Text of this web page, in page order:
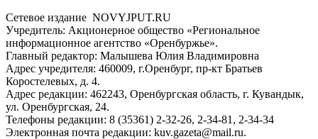
Сетевое издание NOVYJPUT.RU
Учредитель: Акционерное общество «Региональное
информационное агентство «Оренбуржье».
Главный редактор: Малышева Юлия Владимировна
Адрес учредителя: 460009, г.Оренбург, пр-кт Братьев
Коростелевых, д. 4.
Адрес редакции: 462243, Оренбургская область, г. Кувандык,
ул. Оренбургская, 24.
Телефоны редакции: 8 (35361) 2-32-26, 2-34-81, 2-34-34
Электронная почта редакции: kuv.gazeta@mail.ru.